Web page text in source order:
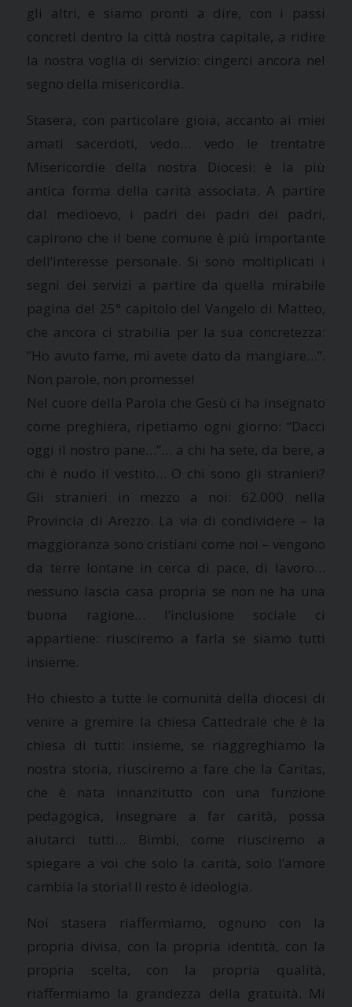
gli altri, e siamo pronti a dire, con i passi
concreti dentro la città nostra capitale, a ridire
la nostra voglia di servizio: cingerci ancora nel
segno della misericordia.
Stasera, con particolare gioia, accanto ai miei
amati sacerdoti, vedo… vedo le trentatre
Misericordie della nostra Diocesi: è la più
antica forma della carità associata. A partire
dal medioevo, i padri dei padri dei padri,
capirono che il bene comune è più importante
dell’interesse personale. Si sono moltiplicati i
segni dei servizi a partire da quella mirabile
pagina del 25° capitolo del Vangelo di Matteo,
che ancora ci strabilia per la sua concretezza:
“Ho avuto fame, mi avete dato da mangiare…”.
Non parole, non promesse!
Nel cuore della Parola che Gesù ci ha insegnato
come preghiera, ripetiamo ogni giorno: “Dacci
oggi il nostro pane…”… a chi ha sete, da bere, a
chi è nudo il vestito… O chi sono gli stranieri?
Gli stranieri in mezzo a noi: 62.000 nella
Provincia di Arezzo. La via di condividere – la
maggioranza sono cristiani come noi – vengono
da terre lontane in cerca di pace, di lavoro…
nessuno lascia casa propria se non ne ha una
buona ragione… l’inclusione sociale ci
appartiene: riusciremo a farla se siamo tutti
insieme.
Ho chiesto a tutte le comunità della diocesi di
venire a gremire la chiesa Cattedrale che è la
chiesa di tutti: insieme, se riaggreghiamo la
nostra storia, riusciremo a fare che la Caritas,
che è nata innanzitutto con una funzione
pedagogica, insegnare a far carità, possa
aiutarci tutti… Bimbi, come riusciremo a
spiegare a voi che solo la carità, solo l’amore
cambia la storia! Il resto è ideologia.
Noi stasera riaffermiamo, ognuno con la
propria divisa, con la propria identità, con la
propria scelta, con la propria qualità,
riaffermiamo la grandezza della gratuità. Mi